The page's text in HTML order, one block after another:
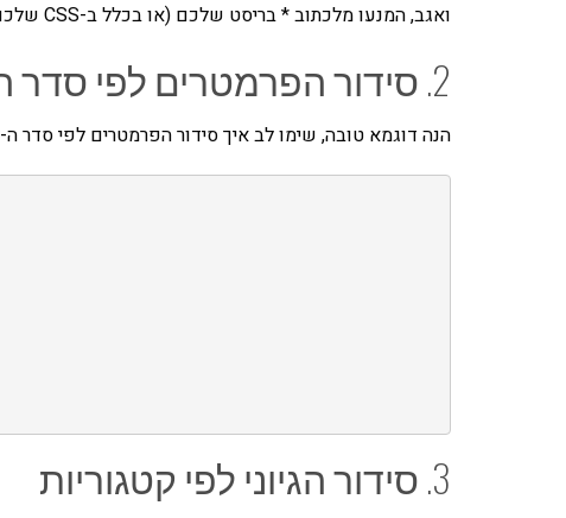
ואגב, המנעו מלכתוב * בריסט שלכם (או בכלל ב-CSS שלכם) זה מאט את טעינת הדף.
2. סידור הפרמטרים לפי סדר ה-ABC
הנה דוגמא טובה, שימו לב איך סידור הפרמטרים לפי סדר ה-ABC מקל למצוא את כל הפרמטרים.
3. סידור הגיוני לפי קטגוריות